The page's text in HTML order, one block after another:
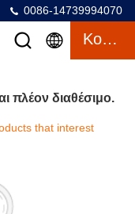
0086-14739994070
Κουβέντα
πλέον διαθέσιμο.
that interest